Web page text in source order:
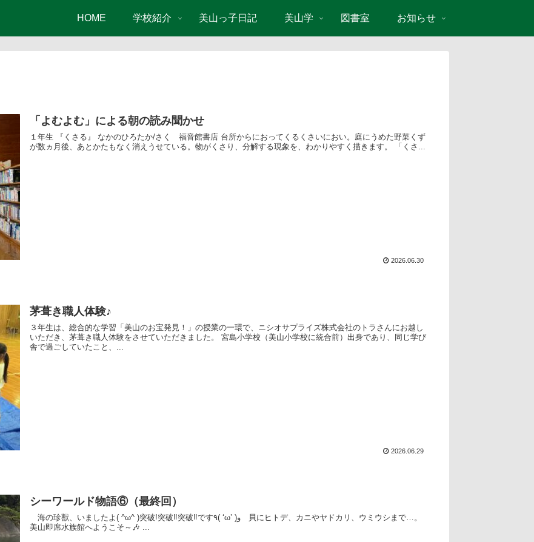
HOME 学校紹介 美山っ子日記 美山学 図書室 お知らせ
「よむよむ」による朝の読み聞かせ
１年生 『くさる』 なかのひろたか/さく 福音館書店 台所からにおってくるくさいにおい。庭にうめた野菜くず
が数ヵ月後、あとかたもなく消えうせている。物がくさり、分解する現象を、わかりやすく描きます。 「くさ...
2026.06.30
茅葺き職人体験♪
３年生は、総合的な学習「美山のお宝発見！」の授業の一環で、ニシオサプライズ株式会社のトラさんにお越し
いただき、茅葺き職人体験をさせていただきました。 宮島小学校（美山小学校に統合前）出身であり、同じ学び
舎で過ごしていたこと、...
2026.06.29
シーワールド物語⑥（最終回）
海の珍獣、いましたよ( ^ω^ )突破!突破‼︎突破‼️です٩( ‘ω’ )و 貝にヒトデ、カニやヤドカリ、ウミウシまで…。
美山即席水族館へようこそ～🎶 ...